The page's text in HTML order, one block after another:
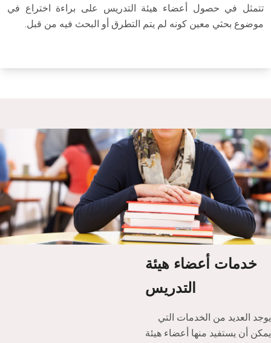
تتمثل في حصول أعضاء هيئة التدريس على براءة اختراع في
موضوع بحثي معين كونه لم يتم التطرق أو البحث فيه من قبل.
خدمات أعضاء هيئة
التدريس
يوجد العديد من الخدمات التي
يمكن أن يستفيد منها أعضاء هيئة